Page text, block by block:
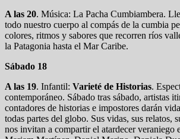
A las 20. Música: La Pacha Cumbiambera.
todo nuestro cuerpo al compás de la cumbia
colores, ritmos y sabores que recorren ríos
la Patagonia hasta el Mar Caribe.
Sábado 18
A las 19. Infantil: Varieté de Historias.
contemporáneo. Sábado tras sábado, artistas
contadores de historias e impostores darán
todas partes del globo. Sus vidas, sus relatos,
nos invitan a compartir el atardecer veraniego